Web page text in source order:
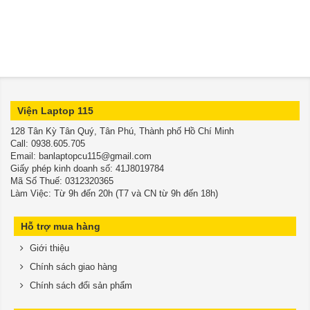
Viện Laptop 115
128 Tân Kỳ Tân Quý, Tân Phú, Thành phố Hồ Chí Minh
​​​​​​​Call: 0938.605.705
Email: banlaptopcu115@gmail.com
Giấy phép kinh doanh số: 41J8019784
Mã Số Thuế: 0312320365
Làm Việc: Từ 9h đến 20h (T7 và CN từ 9h đến 18h)
Hỗ trợ mua hàng
Giới thiệu
Chính sách giao hàng
Chính sách đổi sản phẩm